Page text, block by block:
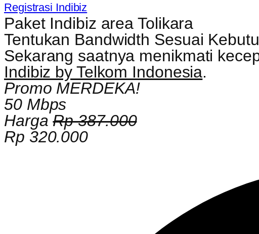
Registrasi Indibiz
Paket Indibiz area Tolikara
Tentukan Bandwidth Sesuai
Sekarang saatnya menikmati
Indibiz by Telkom Indonesia.
Promo MERDEKA!
50 Mbps
HargaRp 387.000
Rp 320.000